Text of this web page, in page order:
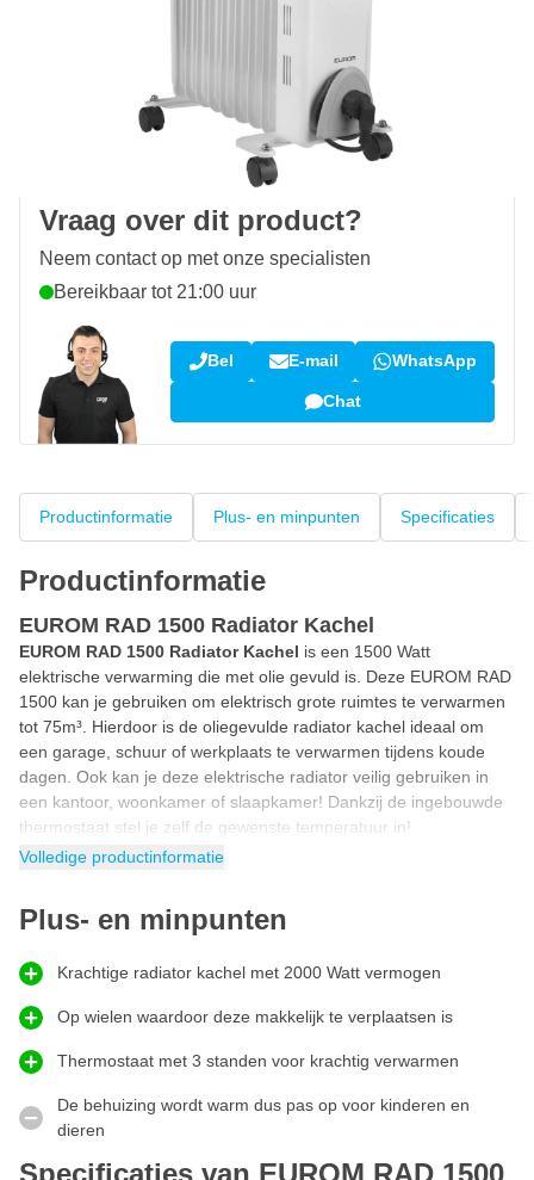
morgen bezorgd
Gratis bezorgdvanaf € 50,-
retourneren en ruilen
(34.269 reviews)
Vraag over dit product?
Neem contact op met onze specialisten
Bereikbaar tot 21:00 uur
Bel E-mail WhatsApp
Chat
Productinformatie Plus- en minpunten Specificaties
Productinformatie
EUROM RAD 1500 Radiator Kachel
EUROM RAD 1500 Radiator Kachel is een 1500 Watt
elektrische verwarming die met olie gevuld is. Deze EUROM RAD
1500 kan je gebruiken om elektrisch grote ruimtes te verwarmen
tot 75m³. Hierdoor is de oliegevulde radiator kachel ideaal om
een garage, schuur of werkplaats te verwarmen tijdens koude
dagen. Ook kan je deze elektrische radiator veilig gebruiken in
een kantoor, woonkamer of slaapkamer! Dankzij de ingebouwde
thermostaat stel je zelf de gewenste temperatuur in!
Oliegevulde kachel
geen geluid maakt. Doordat de radiator kachel oliegevuld is, blijft
de ruimte waarin deze staat langdurig op temperatuur omdat de
olie in de radiator lang warm blijft. Daarnaast is een elektrisch olie
gevulde kachel makkelijk in gebruik en gaat jarenlang mee.
Radiator kachel elektrisch
Doordat dezeradiator kachel elektrischwerkt kan je deze
het stopcontact en begin direct met het elektrisch verwarmen van
de ruimte naar wens. Dankzij de 1,5 meter stroomkabel heb je
voldoende lengte om deze elektrische radiator kachel neer te
Volledige productinformatie
Plus- en minpunten
Krachtige radiator kachel met 2000 Watt vermogen
Op wielen waardoor deze makkelijk te verplaatsen is
Thermostaat met 3 standen voor krachtig verwarmen
De behuizing wordt warm dus pas op voor kinderen en
dieren